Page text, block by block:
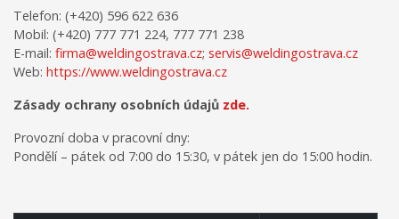
Telefon: (+420) 596 622 636
Mobil: (+420) 777 771 224, 777 771 238
E-mail: firma@weldingostrava.cz; servis@weldingostrava.cz
Web: https://www.weldingostrava.cz
Zásady ochrany osobních údajů zde.
Provozní doba v pracovní dny:
Pondělí – pátek od 7:00 do 15:30, v pátek jen do 15:00 hodin.